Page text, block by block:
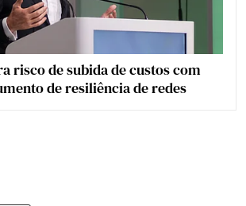
risco de subida de custos com
de resiliência de redes